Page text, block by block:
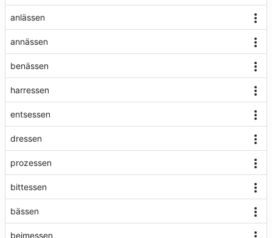
anlässen
annässen
benässen
harressen
entsessen
dressen
prozessen
bittessen
bässen
beimessen